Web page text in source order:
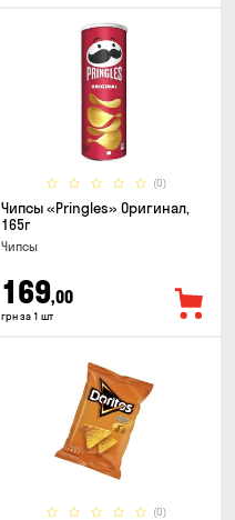
(0)
Чипсы «Pringles» Оригинал,
165г
Чипсы
169,00
грн за 1 шт
(0)